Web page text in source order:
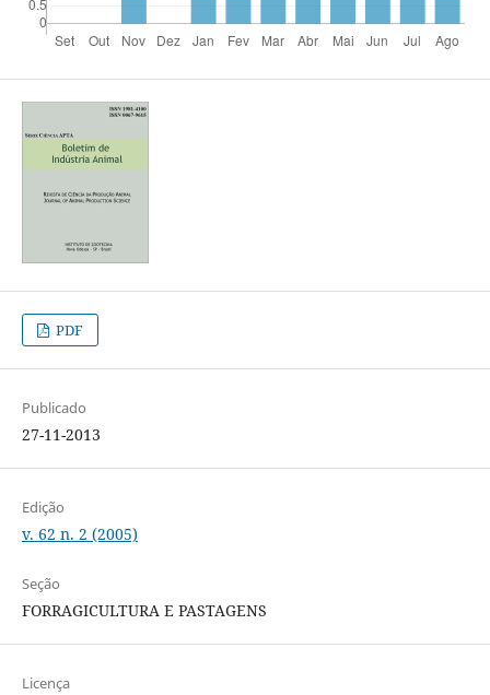
PDF
Publicado
27-11-2013
Edição
v. 62 n. 2 (2005)
Seção
FORRAGICULTURA E PASTAGENS
Licença